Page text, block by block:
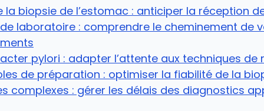
la biopsie de l’estomac : anticiper la réception
laboratoire : comprendre le cheminement de
pylori : adapter l’attente aux techniques de
de préparation : optimiser la fiabilité de la
complexes : gérer les délais des diagnostics